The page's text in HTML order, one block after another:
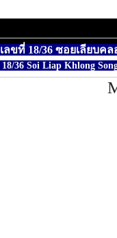
ขที่ 18/36 ซอยเลียบค
36 Soi Liap Khlong